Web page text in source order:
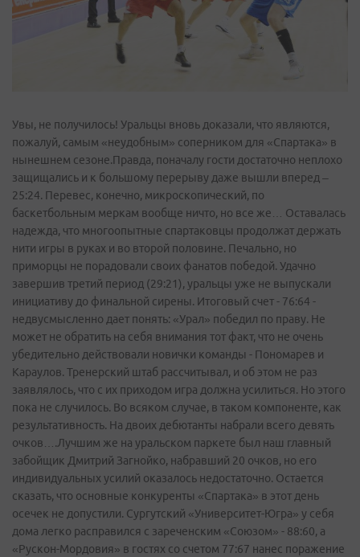
Увы, не получилось! Уральцы вновь доказали, что являются,
пожалуй, самым «неудобным» соперником для «Спартака» в
нынешнем сезоне.Правда, поначалу гости достаточно неплохо
защищались и к большому перерыву даже вышли вперед –
25:24. Перевес, конечно, микроскопический, по
баскетбольным меркам вообще ничто, но все же… Оставалась
надежда, что многоопытные спартаковцы продолжат держать
нити игры в руках и во второй половине. Печально, но
приморцы не порадовали своих фанатов победой. Удачно
завершив третий период (29:21), уральцы уже не выпускали
инициативу до финальной сирены. Итоговый счет - 76:64 -
недвусмысленно дает понять: «Урал» победил по праву. Не
может не обратить на себя внимания тот факт, что не очень
убедительно действовали новички команды - Пономарев и
Караулов. Тренерский штаб рассчитывал, и об этом не раз
заявлялось, что с их приходом игра должна усилиться. Но этого
пока не случилось. Во всяком случае, в таком компоненте, как
результативность. На двоих дебютанты набрали всего девять
очков….Лучшим же на уральском паркете был наш главный
забойщик Дмитрий Загнойко, набравший 20 очков, но его
индивидуальных усилий оказалось недостаточно. Остается
сказать, что основные конкуренты «Спартака» в этот день
осечек не допустили. Сургутский «Университет-Югра» у себя
дома легко расправился с зареченским «Союзом» - 88:60, а
«Рускон-Мордовия» в гостях со счетом 77:67 нанес поражение